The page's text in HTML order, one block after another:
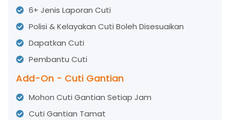
6+ Jenis Laporan Cuti
Polisi & Kelayakan Cuti Boleh Disesuaikan
Dapatkan Cuti
Pembantu Cuti
Add-On - Cuti Gantian
Mohon Cuti Gantian Setiap Jam
Cuti Gantian Tamat